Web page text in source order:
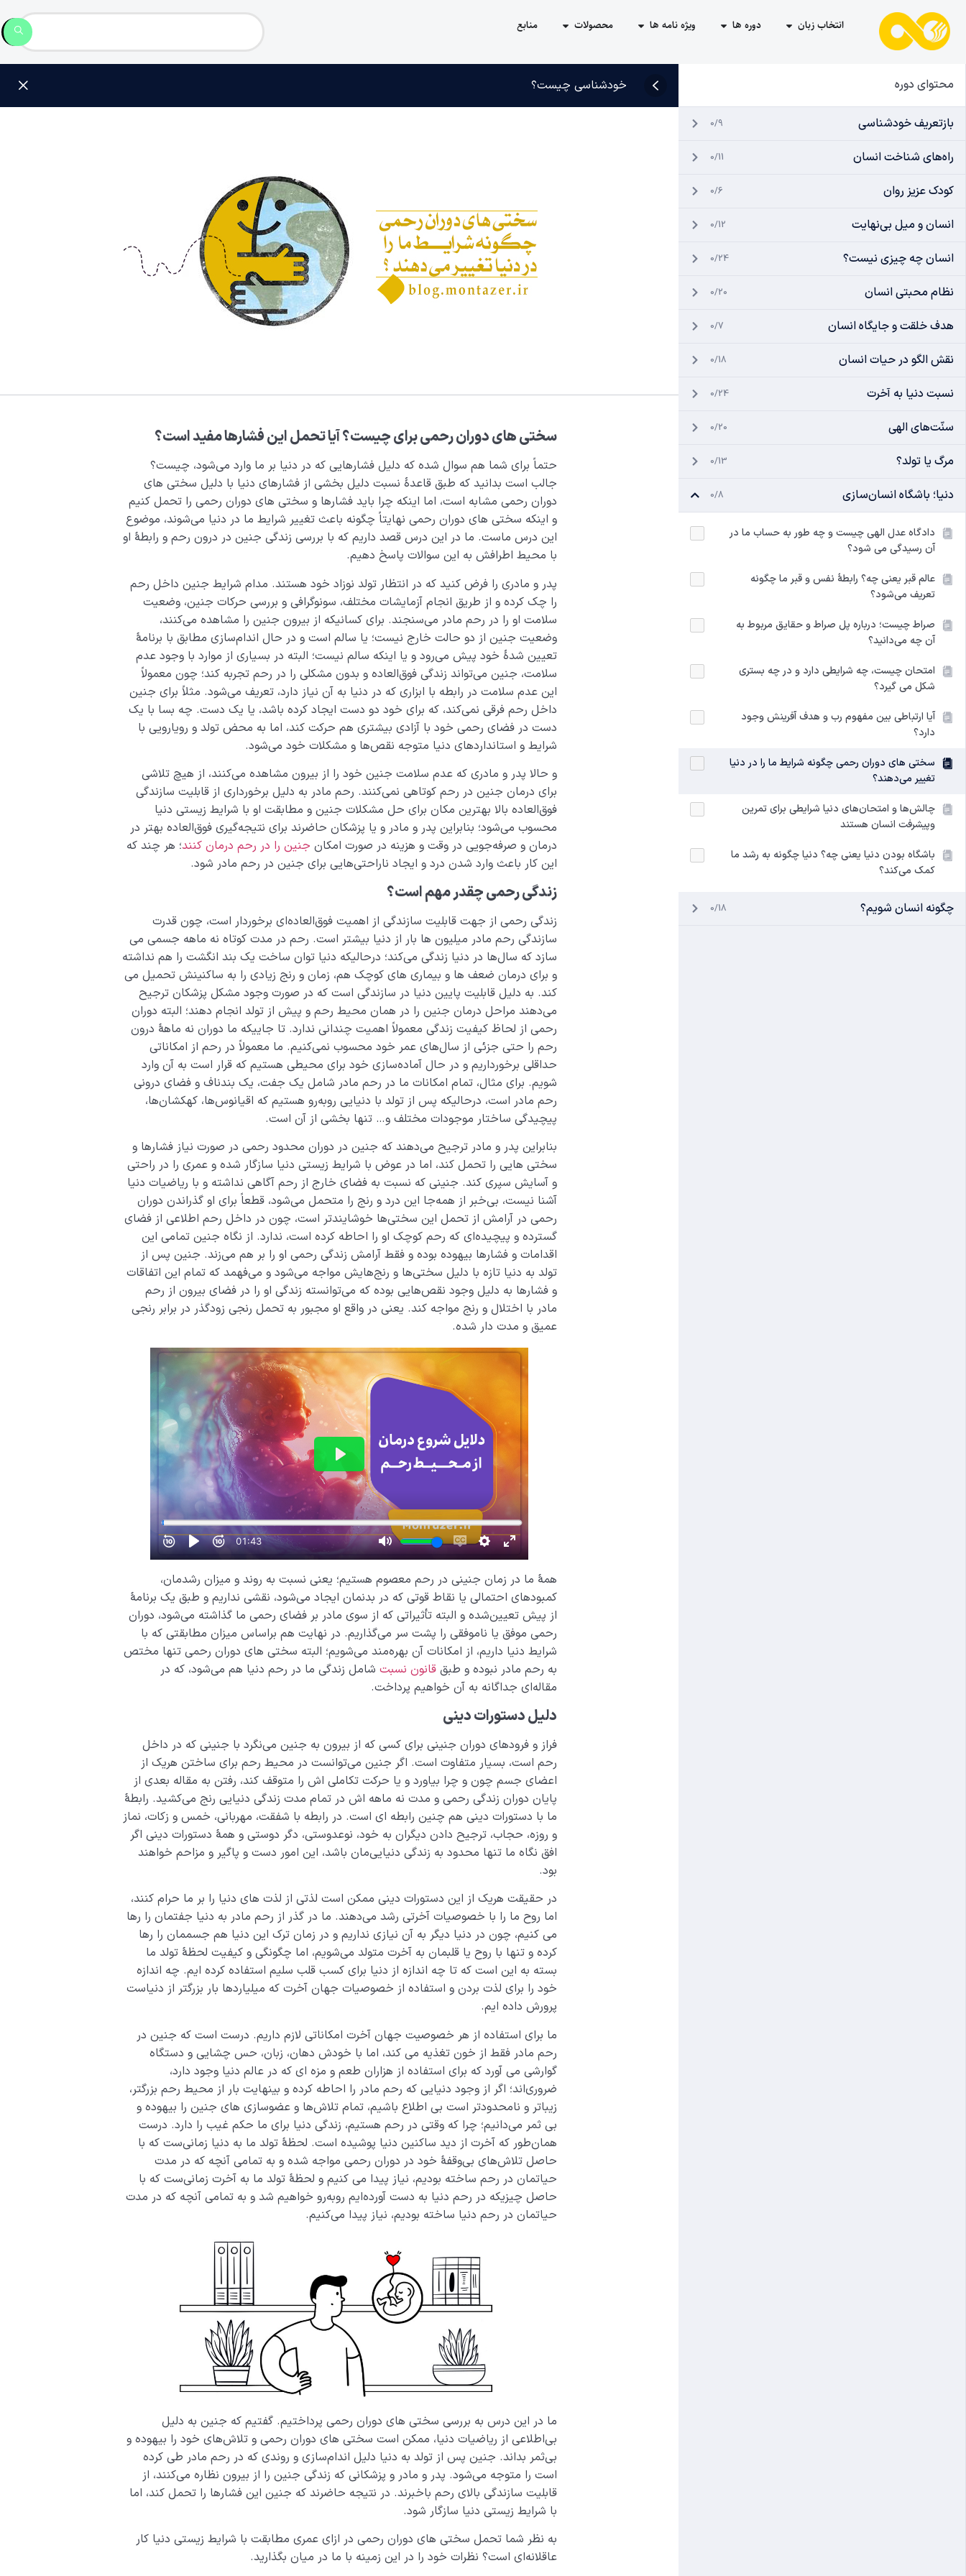
انتخاب زبان دوره ها ویژه نامه ها محصولات منابع
محتوای دوره
بازتعریف خودشناسی 0/9
راه‌های شناخت انسان 0/11
کودک عزیز روان 0/6
انسان و میل بی‌نهایت 0/12
انسان چه چیزی نیست؟ 0/24
نظام محبتی انسان 0/20
هدف خلقت و جایگاه انسان 0/7
نقش الگو در حیات انسان 0/18
نسبت دنیا به آخرت 0/24
سنّت‌های الهی 0/20
مرگ یا تولد؟ 0/13
دنیا؛ باشگاه انسان‌سازی 0/8
دادگاه عدل الهی چیست و چه‌ طور به حساب ما در
آن رسیدگی می‌ شود؟
عالم قبر یعنی چه؟ رابطۀ نفس و قبر ما چگونه
تعریف می‌شود؟
صراط چیست؛ درباره پل صراط و حقایق مربوط به
آن چه می‌دانید؟
امتحان چیست، چه شرایطی دارد و در چه بستری
شکل می گیرد؟
آیا ارتباطی بین مفهوم رب و هدف آفرینش وجود
دارد؟
سختی های دوران رحمی چگونه شرایط ما را در دنیا
تغییر می‌دهند؟
چالش‌ها و امتحان‌های دنیا شرایطی برای تمرین
وپیشرفت انسان هستند
باشگاه بودن دنیا یعنی چه؟ دنیا چگونه به رشد ما
کمک می‌کند؟
چگونه انسان شویم؟ 0/18
خودشناسی چیست؟
سختی های دوران رحمی برای چیست؟ آیا تحمل این فشارها مفید است؟
حتماً برای شما هم سوال شده که دلیل فشارهایی که در دنیا بر ما وارد می‌شود، چیست؟
جالب است بدانید که طبق قاعدۀ نسبت دلیل بخشی از فشارهای دنیا با دلیل سختی ‌های
دوران رحمی مشابه است، اما اینکه چرا باید فشارها و سختی ‌های دوران رحمی را تحمل کنیم
و اینکه سختی های دوران رحمی نهایتاً چگونه باعث تغییر شرایط ما در دنیا می‌شوند، موضوع
این درس ماست. ما در این درس قصد داریم که با بررسی زندگی جنین در درون رحم و رابطۀ او
با محیط اطرافش به این سوالات پاسخ دهیم.
پدر و مادری را فرض کنید که در انتظار تولد نوزاد خود هستند. مدام شرایط جنین داخل رحم
را چک کرده و از طریق انجام آزمایشات مختلف، سونوگرافی و بررسی حرکات جنین، وضعیت
سلامت او را در رحم مادر می‌سنجند. برای کسانیکه از بیرون جنین را مشاهده می‌کنند،
وضعیت جنین از دو حالت خارج نیست؛ یا سالم است و در حال اندام‌سازی مطابق با برنامۀ
تعیین‌ شدۀ خود پیش می‌رود و یا اینکه سالم نیست؛ البته در بسیاری از موارد با وجود عدم
سلامت، جنین می‌تواند زندگی فوق‌العاده و بدون مشکلی را در رحم تجربه کند؛ چون معمولاً
این عدم سلامت در رابطه با ابزاری که در دنیا به آن نیاز دارد، تعریف می‌شود. مثلاً برای جنین
داخل رحم فرقی نمی‌کند، که برای خود دو دست ایجاد کرده باشد، یا یک دست. چه بسا با یک
دست در فضای رحمی خود با آزادی بیشتری هم حرکت کند، اما به محض تولد و رو‌یا‌رویی با
شرایط و استانداردهای دنیا متوجه نقص‌ها و مشکلات خود می‌شود.
و حالا پدر و مادری که عدم سلامت جنین خود را از بیرون مشاهده می‌کنند، از هیچ تلاشی
برای درمان جنین در رحم کوتاهی نمی‌کنند. رحم مادر به دلیل برخورداری از قابلیت سازندگی
فوق‌العاده بالا بهترین مکان برای حل مشکلات جنین و مطابقت او با شرایط زیستی دنیا
محسوب می‌شود؛ ‌بنابراین پدر و مادر و یا پزشکان حاضرند برای نتیجه‌گیری فوق‌العاده بهتر در
درمان و صرفه‌جویی در وقت و هزینه در صورت امکان جنین را در رحم درمان کنند؛ هر چند که
این کار باعث وارد شدن درد و ایجاد ناراحتی‌هایی برای جنین در رحم مادر شود.
زندگی رحمی چقدر مهم است؟
زندگی رحمی از جهت قابلیت سازندگی از اهمیت فوق‌العاده‌ای برخوردار است، چون قدرت
سازندگی رحم مادر میلیون­ ها بار از دنیا بیشتر است. رحم در مدت کوتاه نه ماهه جسمی می
­سازد که سال‌ها در دنیا زندگی می­‌کند؛ درحالیکه دنیا توان ساخت یک بند انگشت را هم نداشته
و برای درمان ضعف ­ها و بیماری­ های کوچک هم، زمان و رنج زیادی را به ساکنینش تحمیل می­‌
کند. به دلیل قابلیت پایین دنیا در سازندگی است که در صورت وجود مشکل پزشکان ترجیح
می‌دهند مراحل درمان جنین را در همان محیط رحم و پیش از تولد انجام دهند؛ البته دوران
رحمی از لحاظ کیفیت زندگی معمولاً اهمیت چندانی ندارد. تا جاییکه ما دوران نه ماهۀ درون
رحم را حتی جزئی از سال‌های عمر خود محسوب نمی‌کنیم. ما معمولاً در رحم از امکاناتی
حداقلی برخورداریم و در حال آماده‌سازی خود برای محیطی هستیم که قرار است به آن وارد
شویم. برای مثال، تمام امکانات ما در رحم مادر شامل یک جفت، یک بندناف و فضای درونی
رحم مادر است، درحالیکه پس از تولد با دنیایی روبه‌رو هستیم که اقیانوس‌ها، کهکشان‌ها،
پیچیدگی ساختار موجودات مختلف و… تنها بخشی از آن است.
بنابراین پدر و مادر ترجیح می‌دهند که جنین در دوران محدود رحمی در صورت نیاز فشارها و
سختی هایی را تحمل کند، اما در عوض با شرایط زیستی دنیا سازگار شده و عمری را در راحتی
و آسایش سپری کند. جنینی که نسبت به فضای خارج از رحم آگاهی نداشته و با ریاضیات دنیا
آشنا نیست، بی‌خبر از همه‌جا این درد و رنج را متحمل می‌شود، قطعاً برای او گذراندن دوران
رحمی در آرامش از تحمل این سختی‌ها خوشایندتر است، چون در داخل رحم اطلاعی از فضای
گسترده و پیچیده‌ای که رحم کوچک او را احاطه کرده است، ندارد. از نگاه جنین تمامی این
اقدامات و فشارها بیهوده بوده و فقط آرامش زندگی رحمی او را بر هم می‌زند. جنین پس از
تولد به دنیا تازه با دلیل سختی‌ها و رنج‌هایش مواجه می‌شود و می‌فهمد که تمام این اتفاقات
و فشارها به دلیل وجود نقص‌هایی بوده که می‌توانسته زندگی او را در فضای بیرون از رحم
مادر با اختلال و رنج مواجه کند. یعنی در واقع او مجبور به تحمل رنجی زودگذر در برابر رنجی
عمیق و مدت دار شده.
همۀ ما در زمان جنینی در رحم معصوم هستیم؛ یعنی نسبت به روند و میزان رشدمان،
کمبودهای احتمالی یا نقاط قوتی که در بدنمان ایجاد می‌­شود، نقشی نداریم و طبق یک برنامۀ
از پیش تعیین‌شده و البته تأثیراتی که از سوی مادر بر فضای رحمی ما گذاشته می‌شود، دوران
رحمی موفق یا ناموفقی را پشت سر می‌گذاریم. در نهایت هم براساس میزان مطابقتی که با
شرایط دنیا داریم، از امکانات آن بهره‌مند می‌شویم؛ البته سختی های دوران رحمی تنها مختص
به رحم مادر نبوده و طبققانون نسبت شامل زندگی ما در رحم دنیا هم می‌شود، که در
مقاله‌ای جداگانه به آن خواهیم پرداخت.
دلیل دستورات دینی
فراز و فرودهای دوران جنینی برای کسی که از بیرون به جنین می‌نگرد با جنینی که در داخل
رحم است، بسیار متفاوت است. اگر جنین می‌توانست در محیط رحم برای ساختن هریک از
اعضای جسم چون و چرا بیاورد و یا حرکت تکاملی ­اش را متوقف کند، رفتن به مقاله بعدی از
پایان دوران زندگی رحمی و مدت نه ماهه اش در تمام مدت زندگی دنیایی رنج می‌کشید. رابطۀ
ما با دستورات دینی هم چنین رابطه ­ای‌ است. در رابطه با شفقت، مهربانی، خمس و زکات، نماز
و روزه، حجاب، ترجیح دادن دیگران به خود، نوع­دوستی، دگر دوستی و همۀ دستورات دینی اگر
افق نگاه ما تنها محدود به زندگی دنیایی‌مان باشد، این امور دست و پاگیر و مزاحم خواهند
بود.
در حقیقت هریک از این دستورات دینی ممکن است لذتی از لذت­ های دنیا را بر ما حرام کنند،
اما روح ما را با خصوصیات آخرتی رشد می‌دهند. ما در گذر از رحم مادر به دنیا جفتمان را رها
می­ کنیم، چون در دنیا دیگر به آن نیازی نداریم و در زمان ترک این دنیا هم جسممان را رها
کرده و تنها با روح یا قلبمان به آخرت متولد می‌شویم، اما چگونگی و کیفیت لحظۀ تولد ما
بسته به این است که تا چه اندازه از دنیا برای کسب قلب سلیم استفاده کرده ­ایم. چه اندازه
خود را برای لذت بردن و استفاده از خصوصیات جهان آخرت که میلیاردها بار بزرگ­تر از دنیاست
پرورش داده ­ایم.
ما برای استفاده از هر خصوصیت جهان آخرت امکاناتی لازم داریم. درست است که جنین در
رحم مادر فقط از خون تغذیه می­ کند، اما با خودش دهان، زبان، حس چشایی و دستگاه
گوارشی می ­آورد که برای استفاده از هزاران طعم و مزه ­ای که در عالم دنیا وجود دارد،
ضروری‌اند؛ اگر از وجود دنیایی که رحم مادر را احاطه کرده و بی­نهایت بار از محیط رحم بزرگ­تر،
زیباتر و نامحدودتر است بی ­اطلاع باشیم، تمام تلاش‌ها و عضوسازی­ های جنین را بیهوده و
بی­ ثمر می‌دانیم؛ چرا که وقتی در رحم هستیم، زندگی دنیا برای ما حکم غیب را دارد. درست
همان­‌طور که آخرت از دید ساکنین دنیا پوشیده است. لحظۀ تولد ما به دنیا زمانی‌ست که با
حاصل تلاش‌های بی‌وقفۀ خود در دوران رحمی مواجه شده و به تمامی آنچه که در مدت
حیاتمان در رحم ساخته بودیم، نیاز پیدا می ­کنیم و لحظۀ تولد ما به آخرت زمانی‌ست که با
حاصل چیزیکه در رحم دنیا به دست آورده‌ایم روبه‌رو خواهیم شد و به تمامی آنچه که در مدت
حیاتمان در رحم دنیا ساخته بودیم، نیاز پیدا می‌کنیم.
ما در این درس به بررسی سختی های دوران رحمی پرداختیم. گفتیم که جنین به دلیل
بی‌اطلاعی از ریاضیات دنیا، ممکن است سختی های دوران رحمی و تلاش‌های خود را بیهوده و
بی‌ثمر بداند. جنین پس از تولد به دنیا دلیل اندام‌سازی و روندی که در رحم مادر طی کرده
است را متوجه می‌شود. پدر و مادر و پزشکانی که زندگی جنین را از بیرون نظاره می‌کنند، از
قابلیت سازندگی بالای رحم باخبرند. در نتیجه حاضرند که جنین این فشارها را تحمل کند، اما
با شرایط زیستی دنیا سازگار شود.
به نظر شما تحمل سختی های دوران رحمی در ازای عمری مطابقت با شرایط زیستی دنیا کار
عاقلانه‌ای است؟ نظرات خود را در این زمینه با ما در میان بگذارید.